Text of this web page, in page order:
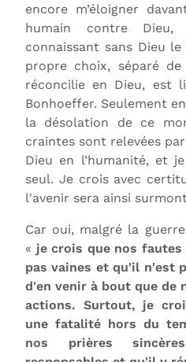
encore m’éloigner
humain contre
connaissant sans Dieu
propre choix, séparé
réconcilie en Dieu, est
Bonhoeffer. Seulement
la désolation de ce
craintes sont relevées
Dieu en l’humanité, et
seul. Je crois avec
l'avenir sera ainsi
Car oui, malgré la
« je crois que nos
pas vaines et qu'il n'est
d'en venir à bout que de
actions. Surtout, je
une fatalité hors du
nos prières